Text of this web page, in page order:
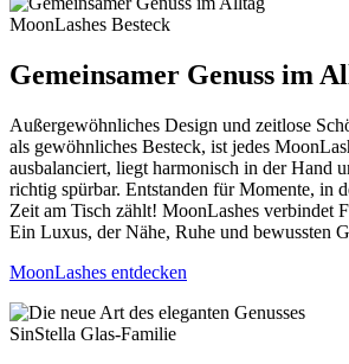
MoonLashes Besteck
Gemeinsamer Genuss im
Außergewöhnliches Design und zeitlose
als gewöhnliches Besteck, ist jedes
ausbalanciert, liegt harmonisch in der Hand
richtig spürbar. Entstanden für Momente, in
Zeit am Tisch zählt! MoonLashes verbindet
Ein Luxus, der Nähe, Ruhe und bewussten
MoonLashes entdecken
SinStella Glas-Familie